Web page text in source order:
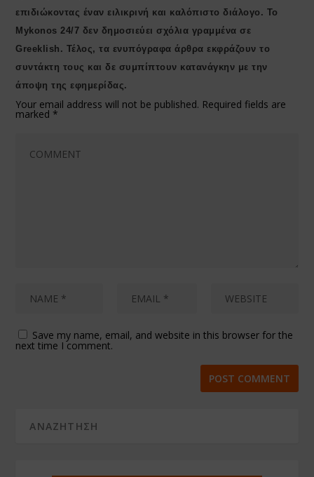
επιδιώκοντας έναν ειλικρινή και καλόπιστο διάλογο. Το
Μykonos 24/7 δεν δημοσιεύει σχόλια γραμμένα σε
Greeklish. Τέλος, τα ενυπόγραφα άρθρα εκφράζουν το
συντάκτη τους και δε συμπίπτουν κατανάγκην με την
άποψη της εφημερίδας.
Your email address will not be published. Required fields are
marked *
Save my name, email, and website in this browser for the
next time I comment.